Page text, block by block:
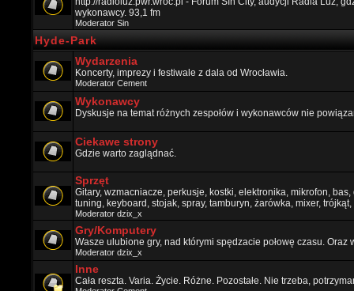
wykonawcy. 93,1 fm
Moderator Sin
Hyde-Park
Wydarzenia
Koncerty, imprezy i festiwale z dala od Wrocławia.
Moderator Cement
Wykonawcy
Dyskusje na temat różnych zespołów i wykonawców nie
Ciekawe strony
Gdzie warto zaglądnać.
Sprzęt
Gitary, wzmacniacze, perkusje, kostki, elektronika, mikrofon,
tuning, keyboard, stojak, spray, tamburyn, żarówka, mixer, trójkąt,
Moderator dzix_x
Gry/Komputery
Wasze ulubione gry, nad którymi spędzacie połowę czasu.
Moderator dzix_x
Inne
Cała reszta. Varia. Życie. Różne. Pozostałe. Nie trzeba,